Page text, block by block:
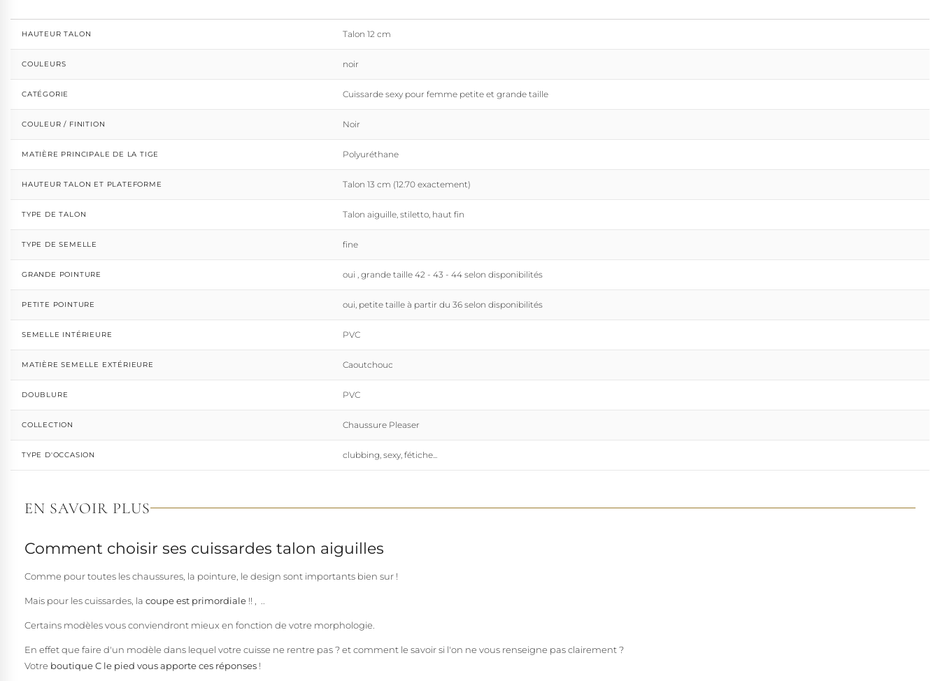
HAUTEUR TALON Talon 12 cm
COULEURS noir
CATÉGORIE Cuissarde sexy pour femme petite et grande taille
COULEUR / FINITION Noir
MATIÈRE PRINCIPALE DE LA TIGE Polyuréthane
HAUTEUR TALON ET PLATEFORME Talon 13 cm (12.70 exactement)
TYPE DE TALON Talon aiguille, stiletto, haut fin
TYPE DE SEMELLE fine
GRANDE POINTURE oui , grande taille 42 - 43 - 44 selon disponibilités
PETITE POINTURE oui, petite taille à partir du 36 selon disponibilités
SEMELLE INTÉRIEURE PVC
MATIÈRE SEMELLE EXTÉRIEURE Caoutchouc
DOUBLURE PVC
COLLECTION Chaussure Pleaser
TYPE D'OCCASION clubbing, sexy, fétiche...
EN SAVOIR PLUS
Comment choisir ses cuissardes talon aiguilles
Comme pour toutes les chaussures, la pointure, le design sont importants bien sur !
Mais pour les cuissardes, la coupe est primordiale !! , ..
Certains modèles vous conviendront mieux en fonction de votre morphologie
En effet que faire d'un modèle dans lequel votre cuisse ne rentre pas ? et comment le savoir si l'on ne vous renseigne pas clairement ?
Votre boutique C le pied vous apporte ces réponses !